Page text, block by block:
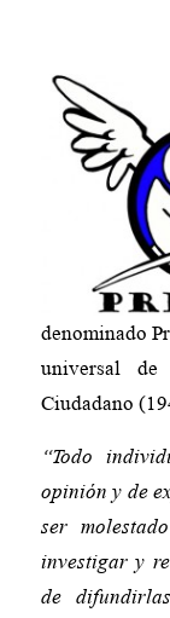
denominado
universal
Ciudadano
“Todo
opinión y de
ser
investigar y
de